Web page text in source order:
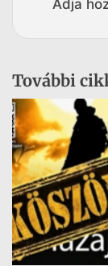
Adja
További